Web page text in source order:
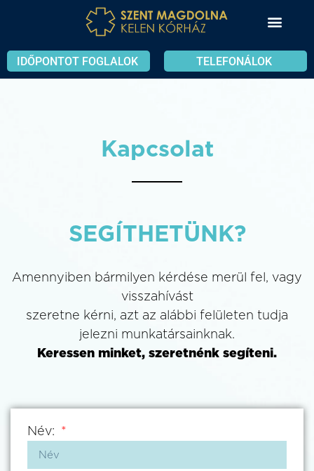
IDŐPONTOT FOGLALOK TELEFONÁLOK
Kapcsolat
SEGÍTHETÜNK?
Amennyiben bármilyen kérdése merül fel, vagy
visszahívást
szeretne kérni, azt az alábbi felületen tudja
jelezni munkatársainknak.
Keressen minket, szeretnénk segíteni.
Név: